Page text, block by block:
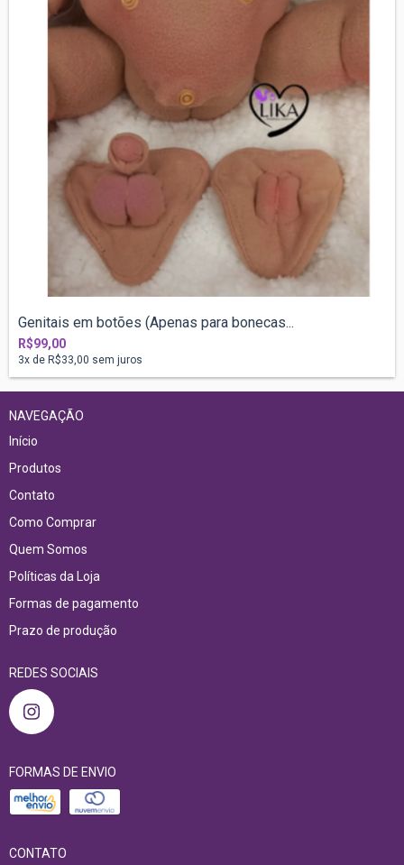
Genitais em botões (Apenas para bonecas...
R$99,00
3x de R$33,00 sem juros
NAVEGAÇÃO
Início
Produtos
Contato
Como Comprar
Quem Somos
Políticas da Loja
Formas de pagamento
Prazo de produção
REDES SOCIAIS
FORMAS DE ENVIO
CONTATO